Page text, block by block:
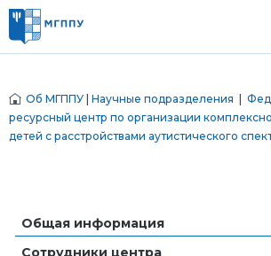
Об МГППУ Научные подразделения
ресурсный центр по организации
детей с расстройствами аутистического
Общая информация
Сотрудники центра